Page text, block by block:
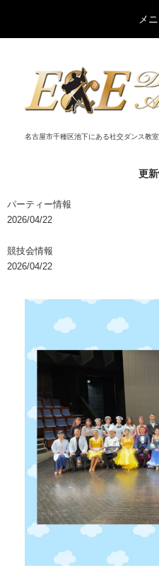
名古屋市千種区池下にある社交ダンス教
更
パーティー情報
2026/04/22
競技会情報
2026/04/22
メ